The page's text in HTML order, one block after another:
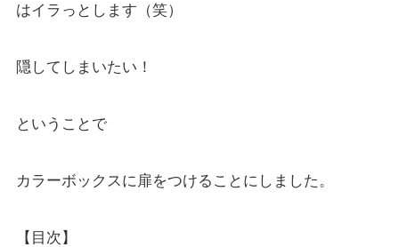
はイラっとします（笑）
隠してしまいたい！
ということで
カラーボックスに扉をつけることにしました。
【目次】